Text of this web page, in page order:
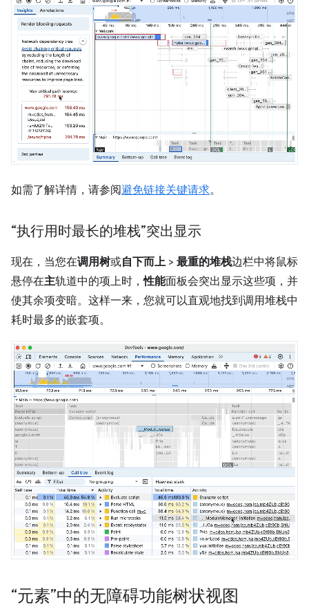
如需了解详情，请参阅避免链接关键请求。
“执行用时最长的堆栈”突出显示
现在，当您在调用树或自下而上 > 最重的堆栈边栏中将鼠标
悬停在主轨道中的项上时，性能面板会突出显示这些项，并
使其余项变暗。这样一来，您就可以直观地找到调用堆栈中
耗时最多的嵌套项。
“元素”中的无障碍功能树状视图